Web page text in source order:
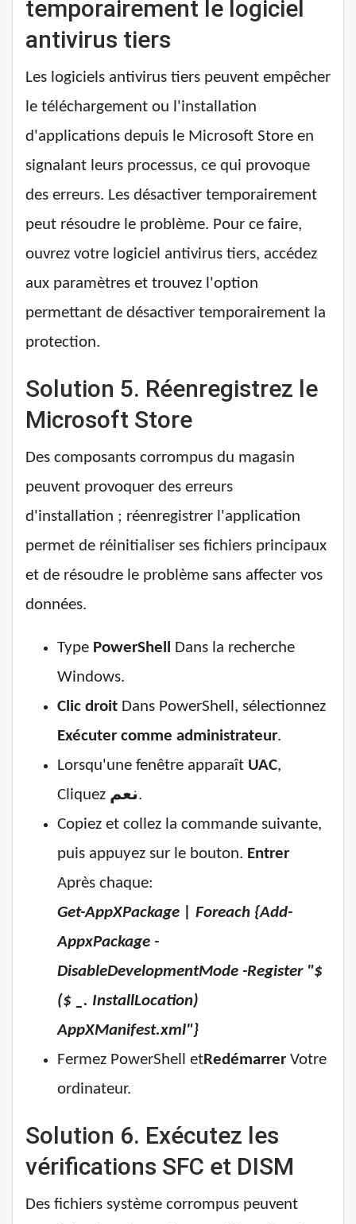
temporairement le logiciel
antivirus tiers
Les logiciels antivirus tiers peuvent empêcher
le téléchargement ou l'installation
d'applications depuis le Microsoft Store en
signalant leurs processus, ce qui provoque
des erreurs. Les désactiver temporairement
peut résoudre le problème. Pour ce faire,
ouvrez votre logiciel antivirus tiers, accédez
aux paramètres et trouvez l'option
permettant de désactiver temporairement la
protection.
Solution 5. Réenregistrez le
Microsoft Store
Des composants corrompus du magasin
peuvent provoquer des erreurs
d'installation ; réenregistrer l'application
permet de réinitialiser ses fichiers principaux
et de résoudre le problème sans affecter vos
données.
Type PowerShell
Dans la recherche
Windows.
Clic droit Dans PowerShell, sélectionnez
Exécuter comme administrateur.
Lorsqu'une fenêtre apparaît UAC,
Cliquez نعم.
Copiez et collez la commande suivante,
puis appuyez sur le bouton. Entrer
Après chaque:
Get-AppXPackage | Foreach {Add-
AppxPackage -
DisableDevelopmentMode -Register "$
($ _. InstallLocation)
AppXManifest.xml"}
Fermez PowerShell etRedémarrer Votre
ordinateur.
Solution 6. Exécutez les
vérifications SFC et DISM
Des fichiers système corrompus peuvent